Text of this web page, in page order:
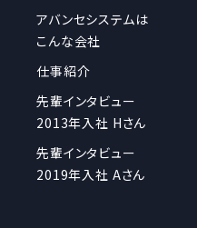
アバンセシステムは
こんな会社
仕事紹介
先輩インタビュー
2013年入社 Hさん
先輩インタビュー
2019年入社 Aさん